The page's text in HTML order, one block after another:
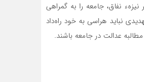
نفاق، جامعه را به گمراهی
نباید هراسی به خود راه‌داد
مطالبه عدالت در جامعه باشند.